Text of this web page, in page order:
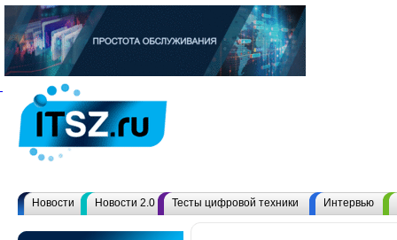
Новости Новости 2.0 Тесты цифровой техники Интервью